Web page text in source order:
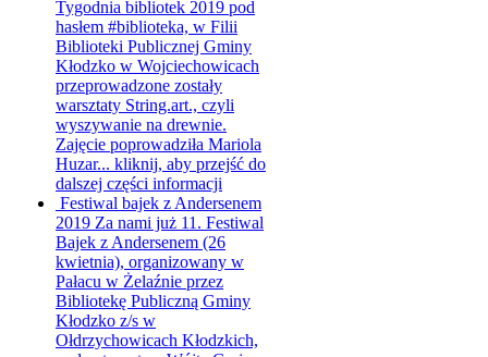
Tygodnia bibliotek 2019 pod
hasłem #biblioteka, w Filii
Biblioteki Publicznej Gminy
Kłodzko w Wojciechowicach
przeprowadzone zostały
warsztaty String.art., czyli
wyszywanie na drewnie.
Zajęcie poprowadziła Mariola
Huzar... kliknij, aby przejść do
dalszej części informacji
Festiwal bajek z Andersenem
2019 Za nami już 11. Festiwal
Bajek z Andersenem (26
kwietnia), organizowany w
Pałacu w Żelaźnie przez
Bibliotekę Publiczną Gminy
Kłodzko z/s w
Ołdrzychowicach Kłodzkich,